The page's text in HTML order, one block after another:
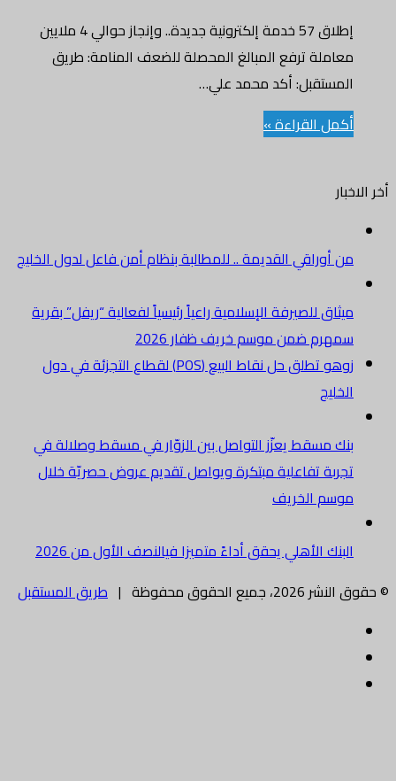
إطلاق 57 خدمة إلكترونية جديدة.. وإنجاز حوالي 4 ملايين
معاملة ترفع المبالغ المحصلة للضعف المنامة: طريق
المستقبل: أكد محمد علي…
أكمل القراءة »
أخر الاخبار
من أوراقي القديمة .. للمطالبة بنظام أمن فاعل لدول الخليج
ميثاق للصيرفة الإسلامية راعياً رئيسياً لفعالية “ريفل” بقرية
سمهرم ضمن موسم خريف ظفار 2026
زوهو تطلق حل نقاط البيع (POS) لقطاع التجزئة في دول
الخليج
بنك مسقط يعزّز التواصل بين الزوّار في مسقط وصلالة في
تجربة تفاعلية مبتكرة ويواصل تقديم عروض حصريّة خلال
موسم الخريف
البنك الأهلي يحقق أداءً متميزا فيالنصف الأول من 2026
© حقوق النشر 2026، جميع الحقوق محفوظة |
طريق المستقبل